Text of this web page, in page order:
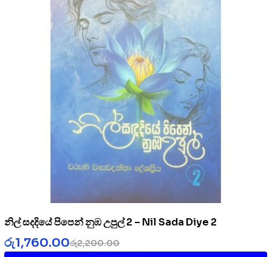
නිල් සදදියේ පිපෙන් නුඹ උපුල් 2 – Nil Sada Diye 2
රු2,200.00
රු1,760.00